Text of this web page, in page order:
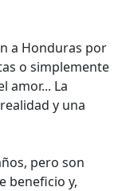
a Honduras por
o simplemente
amor... La
y una
pero son
beneficio y,